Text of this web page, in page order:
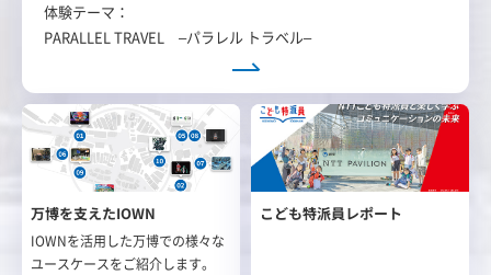
体験テーマ：
PARALLEL TRAVEL –パラレル トラベル–
万博を支えたIOWN
IOWNを活用した万博での様々な
ユースケースをご紹介します。
こども特派員レポート